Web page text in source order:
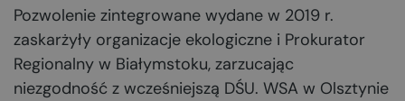
Pozwolenie zintegrowane wydane w 2019 r.
zaskarżyły organizacje ekologiczne i Prokurator
Regionalny w Białymstoku, zarzucając
niezgodność z wcześniejszą DŚU. WSA w Olsztynie